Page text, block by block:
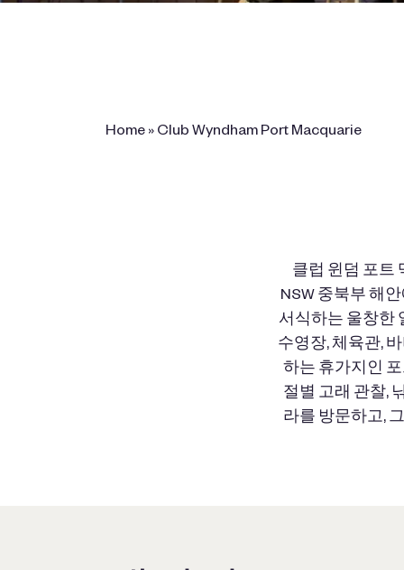
Home » Club Wyndham Port Macquarie
클럽 윈덤 포트
NSW 중북부 해
서식하는 울창한
수영장, 체육관,
하는 휴가지인
절별 고래 관찰,
라를 방문하고,